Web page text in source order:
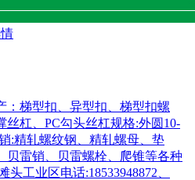
：梯型扣、异型扣、梯型扣螺
丝杠、PC勾头丝杠规格:外圆10-
:精轧螺纹钢、精轧螺母、垫
贝雷销、贝雷螺栓、爬锥等各种
工业区电话:18533948872、